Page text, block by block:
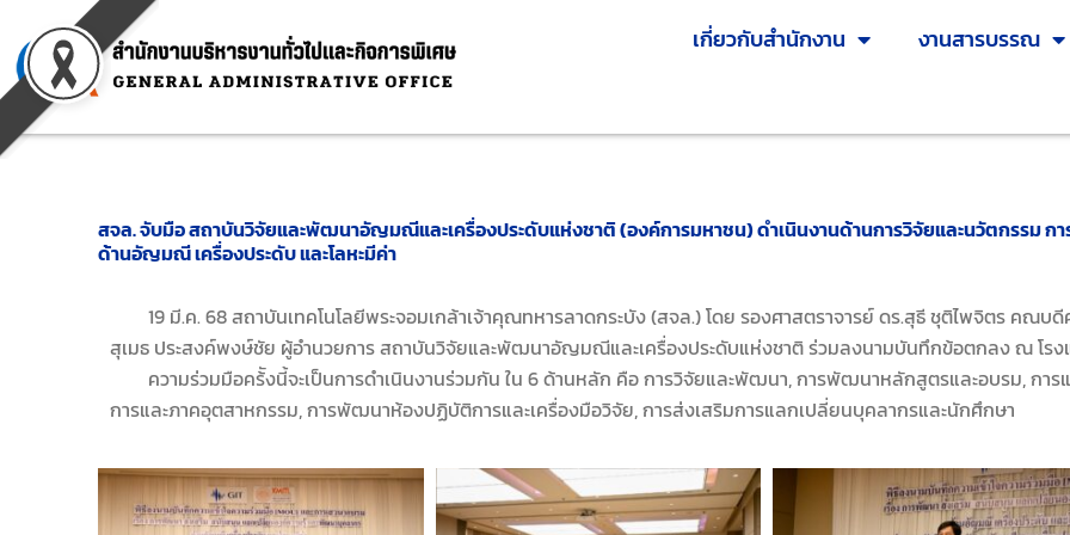
content
เกี่ยวกับสำนักงาน งานสารบรรณ
สจล. จับมือ สถาบันวิจัยและพัฒนาอัญมณีและเครื่องประดับแห่งชาติ (องค์การมหาชน) ดำเนินงานด้านการวิจัยและนวัตกรรม
ด้านอัญมณี เครื่องประดับ และโลหะมีค่า
19 มี.ค. 68 สถาบันเทคโนโลยีพระจอมเกล้าเจ้าคุณทหารลาดกระบัง (สจล.) โดย รองศาสตราจารย์ ดร.สุธี ชุติไพจิตร คณ
สุเมธ ประสงค์พงษ์ชัย ผู้อำนวยการ สถาบันวิจัยและพัฒนาอัญมณีและเครื่องประดับแห่งชาติ ร่วมลงนามบันทึกข้อตกลง ณ โร
ความร่วมมือคร้ังนี้จะเป็นการดำเนินงานร่วมกัน ใน 6 ด้านหลัก คือ การวิจัยและพัฒนา, การพัฒนาหลักสูตรและอบรม, กา
การและภาคอุตสาหกรรม, การพัฒนาห้องปฏิบัติการและเครื่องมือวิจัย, การส่งเสริมการแลกเปลี่ยนบุคลากรและนักศึกษา